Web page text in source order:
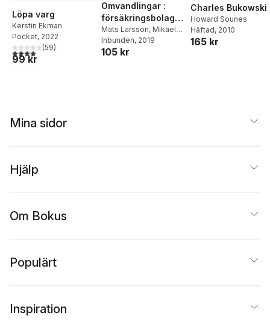
Löpa varg
Kerstin Ekman
Pocket, 2022
4,0utav 5 stjärnor. Totalt antal röster:
(59)
99 kr
Omvandlingar :
försäkringsbolaget
Skandia 1990 -
2016
Mats Larsson, Mikael
Lönnborg
Inbunden, 2019
105 kr
Charles Bukowski
Howard Sounes
Häftad, 2010
165 kr
Mina sidor
Hjälp
Om Bokus
Populärt
Inspiration